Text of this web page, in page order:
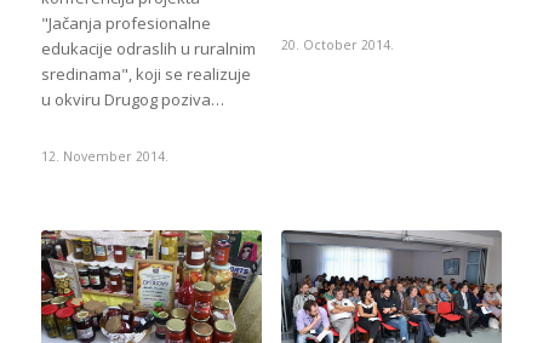
"Jačanja profesionalne
edukacije odraslih u ruralnim
sredinama", koji se realizuje
u okviru Drugog poziva…
12. November 2014.
20. October 2014.